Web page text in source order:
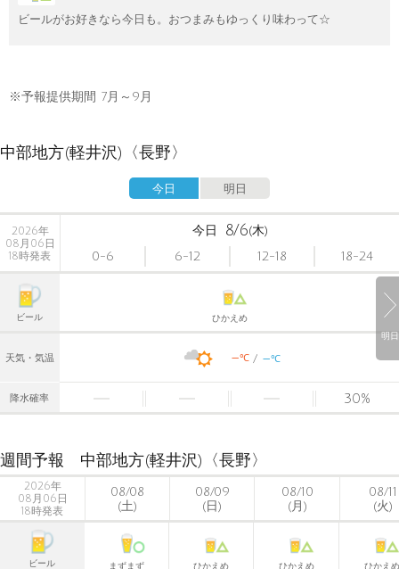
ビールがお好きなら今日も。おつまみもゆっくり味わって☆
※予報提供期間 7月～9月
中部地方(軽井沢)〈長野〉
今日 明日
明日
2026年
08月06日
18時発表
今日 8/6(木)
0-6
6-12 12-18 18-24
ビール ひかえめ
天気・気温 -℃ -℃
降水確率 30%
週間予報 中部地方(軽井沢)〈長野〉
2026年
08月06日
18時発表
08/08
(土)
08/09
(日)
08/10
(月)
08/11
(火)
ビール まずまず ひかえめ ひかえめ ひかえめ